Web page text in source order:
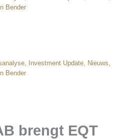
Bender
, Investment Update, Nieuws,
Bender
brengt EQT